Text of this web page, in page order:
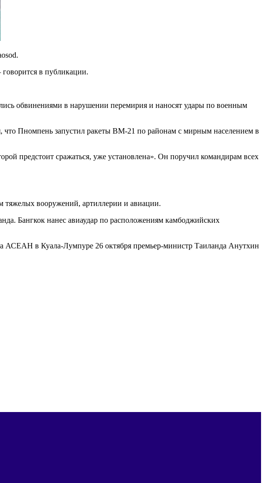
в публикации.
обвинениями в нарушении перемирия и наносят удары по военным
что Пномпень запустил ракеты BМ-21 по районам с мирным населением в
предстоит сражаться, уже установлена». Он поручил командирам всех
тяжелых вооружений, артиллерии и авиации.
Бангкок нанес авиаудар по расположениям камбоджийских
в Куала-Лумпуре 26 октября премьер-министр Таиланда Анутхин